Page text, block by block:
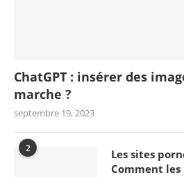
ChatGPT : insérer des
marche ?
septembre 19, 2023
2
Les sites
Comment